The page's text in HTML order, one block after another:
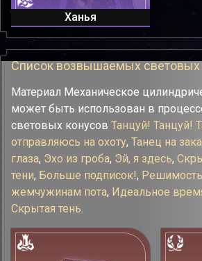
Ханья
Список возвышаемых световых
Материал Механическое
может быть использован в
световых конусов Танцуй! Танцуй!
отправляюсь на охоту, Танец на
глаза, Эхо из гроба, Эй, я здесь,
тени, Больше подписок!, Решимость
жемчужинам пота, Идеальное
Скрытая тень